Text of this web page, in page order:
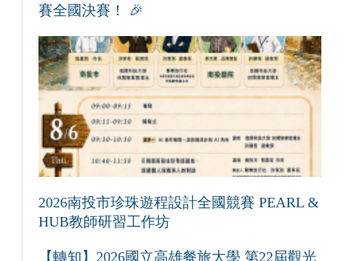
賽全國決賽！ 🎉
2026南投市珍珠遊程設計全國競賽 PEARL &
HUB教師研習工作坊
【轉知】2026國立高雄餐旅大學 第22屆觀光